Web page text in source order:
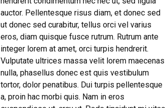
auctor. Pellentesque risus diam, et donec sed
ut donec sed curabitur, tellus orci vel varius
eros, diam quisque fusce rutrum. Rutrum ante
integer lorem at amet, orci turpis hendrerit.
Vulputate ultrices massa velit lorem maecenas
nulla, phasellus donec est quis vestibulum
tortor, dolor penatibus. Dui turpis pellentesque
a, proin hac morbi quis. Nam in eros